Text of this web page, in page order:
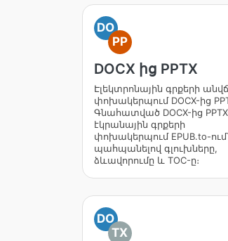
DO
PP
DOCX ից PPTX
Էլեկտրոնային գրքերի
փոխակերպում DOCX-ից
Գնահատված DOCX-ից
էկրանային գրքերի
փոխակերպում EPUB.to-ում՝
պահպանելով գլուխները,
ձևավորումը և TOC-ը։
DO
TX